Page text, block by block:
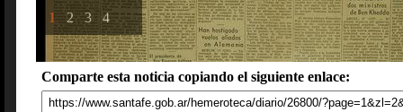
1 2 3 4
Comparte esta noticia copiando el siguiente enlace: